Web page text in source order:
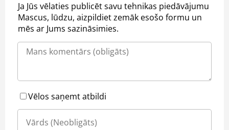
Ja Jūs vēlaties publicēt savu tehnikas piedāvājumu
Mascus, lūdzu, aizpildiet zemāk esošo formu un
mēs ar Jums sazināsimies.
Vēlos saņemt atbildi